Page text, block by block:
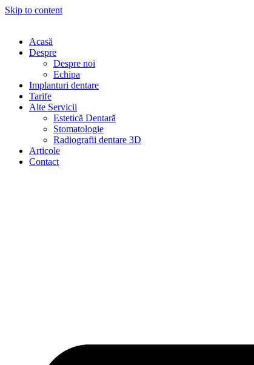
Skip to content
Acasă
Despre
Despre noi
Echipa
Implanturi dentare
Tarife
Alte Servicii
Estetică Dentară
Stomatologie
Radiografii dentare 3D
Articole
Contact